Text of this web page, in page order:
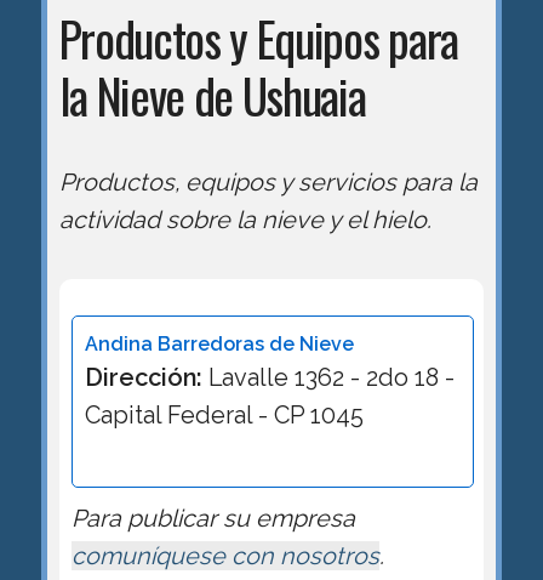
Productos y Equipos para
la Nieve de Ushuaia
Productos, equipos y servicios para la
actividad sobre la nieve y el hielo.
Andina Barredoras de Nieve
Dirección: Lavalle 1362 - 2do 18 -
Capital Federal - CP 1045
Para publicar su empresa
comuníquese con nosotros.